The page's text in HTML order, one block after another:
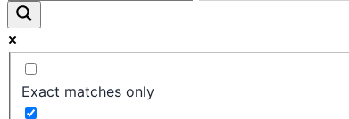
Exact matches only